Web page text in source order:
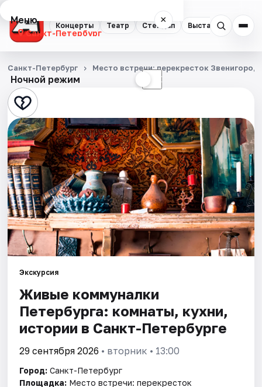
Концерты Театр Стендап Выставки
Меню ×
Санкт-Петербург
Концерты
Театр
Стендап
Выставки
Квесты
Экскурсии
Спорт
События
Города
Площадки
Артисты
Рейтинги
Ночной режим ☾
Санкт-Петербург Место встречи: перекресток
Экскурсия
Живые коммуналки
Петербурга: комнаты, кухни,
истории в Санкт-Петербурге
29 сентября 2026 • вторник • 13:00
Город: Санкт-Петербург
Площадка: Место встречи: перекресток